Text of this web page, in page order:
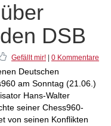
DSB
Gefällt mir! 0 Kommentare
Deutschen
am Sonntag (21.06.)
Hans-Walter
seiner Chess960-
von seinen Konflikten